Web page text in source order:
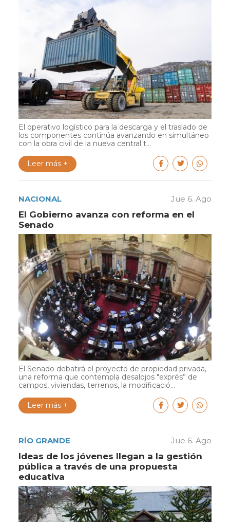
El operativo logístico para la descarga y el traslado de
los componentes continúa avanzando en simultáneo
con la obra civil de la nueva central t...
Leer más +
NACIONAL Jue 6. Ago
El Gobierno avanza con reforma en el
Senado
El Senado debatirá el proyecto de propiedad privada,
una reforma que contempla desalojos "exprés” de
campos, viviendas, terrenos, la modificació...
Leer más +
RÍO GRANDE Jue 6. Ago
Ideas de los jóvenes llegan a la gestión
pública a través de una propuesta
educativa